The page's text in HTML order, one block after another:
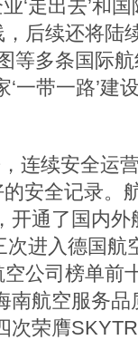
‘走出去’和
后续还将陆
等多条国际
一带一路’建
连续安全运
安全记录。
开通了国内
进入德国航
公司榜单前
南航空服务
次荣膺